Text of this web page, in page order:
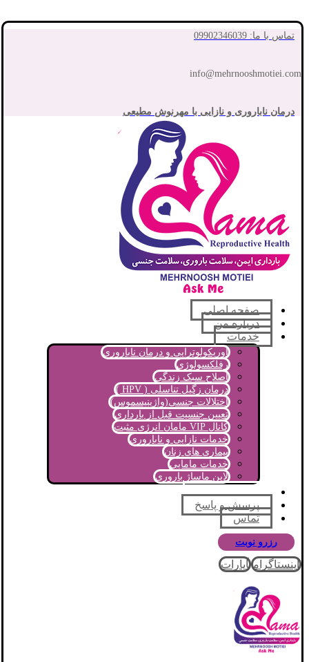
تماس با ما: 09902346039
info@mehrnooshmotiei.com
درمان ناباروری و نازایی با مهرنوش مطیعی
صفحه اصلی
درباره من
خدمات
اوریکولوتراپی و درمان ناباروری
رفلکسولوژی
اصلاح سبک زندگی
درمان زگیل تناسلی ( HPV )
اختلالات جنسی(واژینیسموس)
تعیین جنسیت قبل از بارداری
کانال VIP مامان انرژی مثبت
خدمات نازایی و ناباروری
بیماری های زنان
خدمات مامایی
لاین ماساژ باروری
مجله آموزشی
پرسش و پاسخ
تماس
رزرو نوبت
اینستاگرام آپارات